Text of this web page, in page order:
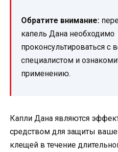
Обратите внимание:
капель Дана необходимо
проконсультироваться с
специалистом и
применению.
Капли Дана являются
средством для защиты
клещей в течение